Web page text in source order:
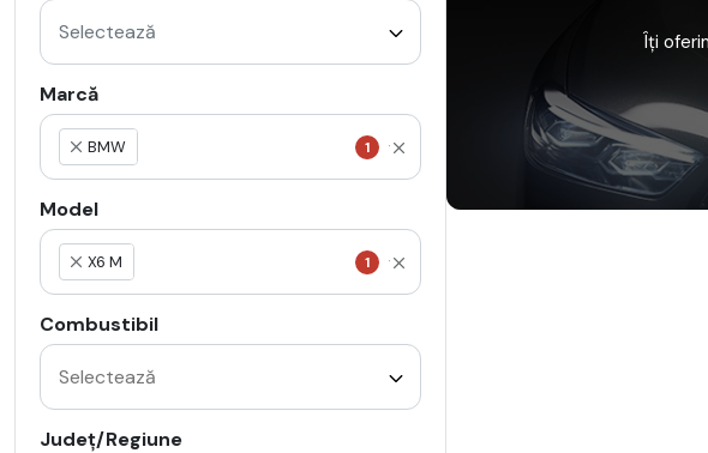
Selectează
Marcă
×BMW 1
Model
×X6 M 1
Combustibil
Județ/Regiune
Îți